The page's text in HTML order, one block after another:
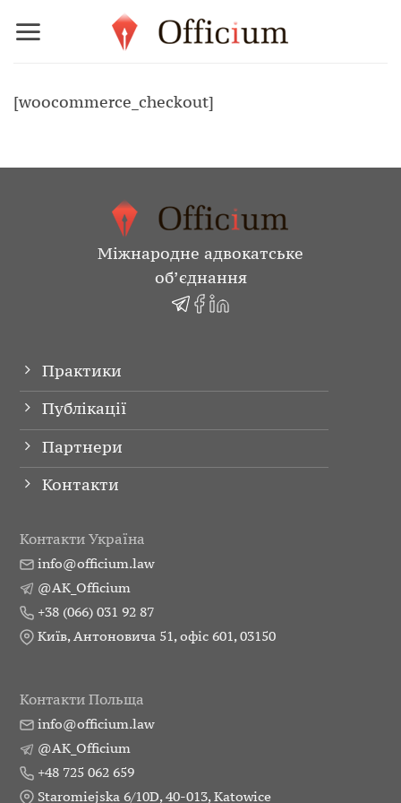
[woocommerce_checkout]
Міжнародне адвокатське
об’єднання
Практики
Публікації
Партнери
Контакти
Контакти Україна
info@officium.law
@AK_Officium
+38 (066) 031 92 87
Київ, Антоновича 51, офіс 601, 03150
Контакти Польща
info@officium.law
@AK_Officium
+48 725 062 659
Staromiejska 6/10D, 40-013, Katowice